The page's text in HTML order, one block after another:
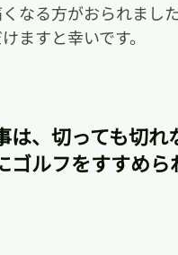
なる方がおられまし
ますと幸いです。
は、切っても切
ルフをすすめら